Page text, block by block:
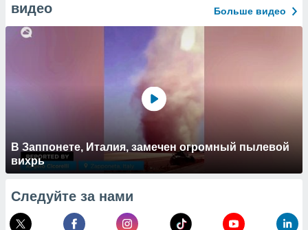
видео Больше видео
В Заппонете, Италия, замечен огромный пылевой
вихрь
Следуйте за нами